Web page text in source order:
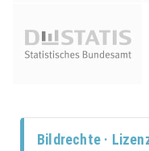
Bildrechte ·